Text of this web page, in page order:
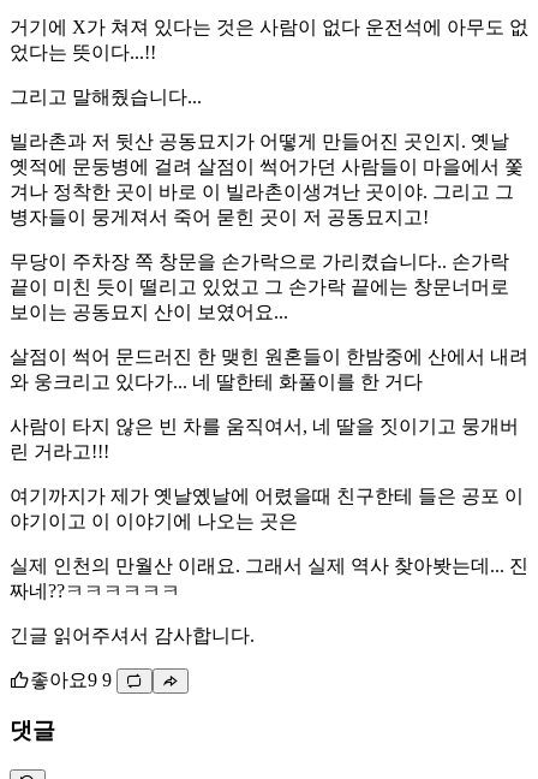
거기에 X가 쳐져 있다는 것은 사람이 없다 운전석에 아무도 없
었다는 뜻이다...!!
그리고 말해줬습니다...
빌라촌과 저 뒷산 공동묘지가 어떻게 만들어진 곳인지. 옛날
옛적에 문둥병에 걸려 살점이 썩어가던 사람들이 마을에서 쫓
겨나 정착한 곳이 바로 이 빌라촌이생겨난 곳이야. 그리고 그
병자들이 뭉게져서 죽어 묻힌 곳이 저 공동묘지고!
무당이 주차장 쪽 창문을 손가락으로 가리켰습니다.. 손가락
끝이 미친 듯이 떨리고 있었고 그 손가락 끝에는 창문너머로
보이는 공동묘지 산이 보였어요...
살점이 썩어 문드러진 한 맺힌 원혼들이 한밤중에 산에서 내려
와 웅크리고 있다가... 네 딸한테 화풀이를 한 거다
사람이 타지 않은 빈 차를 움직여서, 네 딸을 짓이기고 뭉개버
린 거라고!!!
여기까지가 제가 옛날옜날에 어렸을때 친구한테 들은 공포 이
야기이고 이 이야기에 나오는 곳은
실제 인천의 만월산 이래요. 그래서 실제 역사 찾아봣는데... 진
짜네??ㅋㅋㅋㅋㅋㅋ
긴글 읽어주셔서 감사합니다.
좋아요9 9
댓글